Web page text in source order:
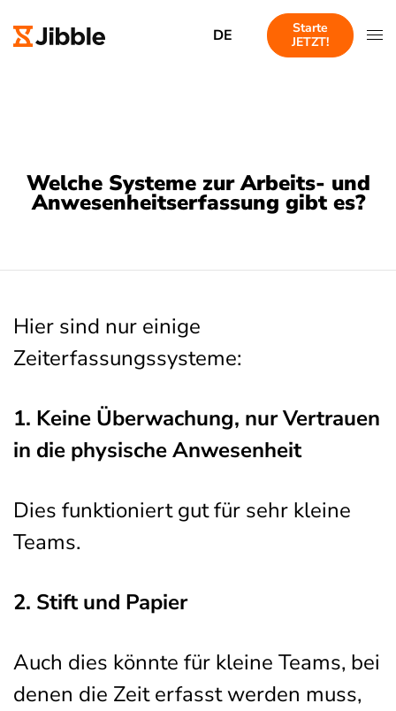
DE
Starte
JETZT!
Welche Systeme zur Arbeits- und
Anwesenheitserfassung gibt es?
Hier sind nur einige
Zeiterfassungssysteme:
1. Keine Überwachung, nur Vertrauen
in die physische Anwesenheit
Dies funktioniert gut für sehr kleine
Teams.
2. Stift und Papier
Auch dies könnte für kleine Teams, bei
denen die Zeit erfasst werden muss,